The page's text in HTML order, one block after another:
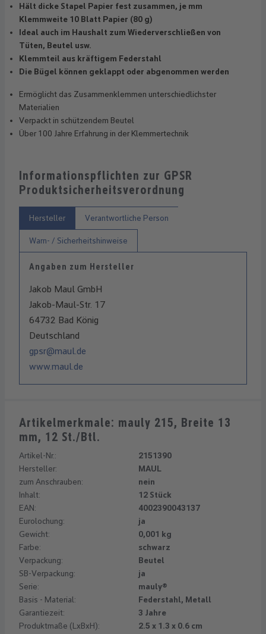
Hält dicke Stapel Papier fest zusammen, je mm
Klemmweite 10 Blatt Papier (80 g)
Ideal auch im Haushalt zum Wiederverschließen von
Tüten, Beutel usw.
Klemmteil aus kräftigem Federstahl
Die Bügel können geklappt oder abgenommen werden
Ermöglicht das Zusammenklemmen unterschiedlichster
Materialien
Verpackt in schützendem Beutel
Über 100 Jahre Erfahrung in der Klemmertechnik
Informationspflichten zur GPSR
Produktsicherheitsverordnung
Hersteller Verantwortliche Person
Warn- / Sicherheitshinweise
Angaben zum Hersteller
Jakob Maul GmbH
Jakob-Maul-Str. 17
64732 Bad König
Deutschland
gpsr@maul.de
www.maul.de
Artikelmerkmale: mauly 215, Breite 13
mm, 12 St./Btl.
Artikel-Nr.:
2151390
Hersteller:
MAUL
zum Anschrauben:
nein
Inhalt:
12 Stück
EAN:
4002390043137
Eurolochung:
ja
Gewicht:
0,001 kg
Farbe:
schwarz
Verpackung:
Beutel
SB-Verpackung:
ja
Serie:
mauly®
Basis - Material:
Federstahl, Metall
Garantiezeit:
3 Jahre
Produktmaße (LxBxH):
2.5 x 1.3 x 0.6 cm